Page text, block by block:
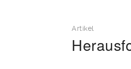
Artikel